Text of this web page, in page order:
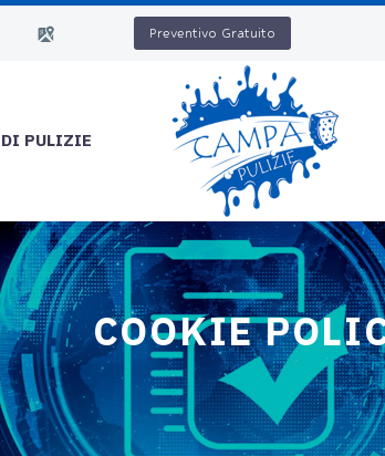
Preventivo Gratuito
PULIZIE
COOKIE